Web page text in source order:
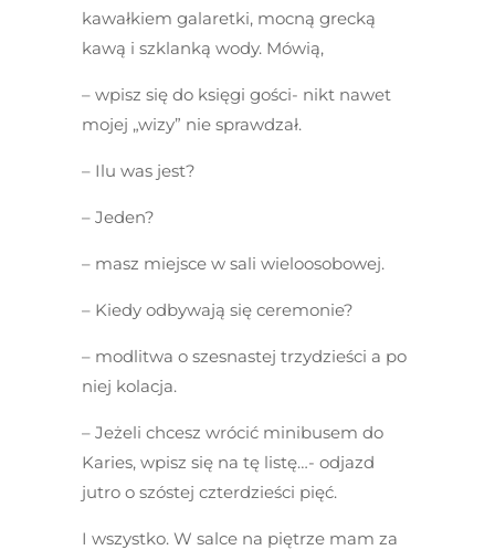
kawałkiem galaretki, mocną grecką
kawą i szklanką wody. Mówią,
– wpisz się do księgi gości- nikt nawet
mojej „wizy” nie sprawdzał.
– Ilu was jest?
– Jeden?
– masz miejsce w sali wieloosobowej.
– Kiedy odbywają się ceremonie?
– modlitwa o szesnastej trzydzieści a po
niej kolacja.
– Jeżeli chcesz wrócić minibusem do
Karies, wpisz się na tę listę…- odjazd
jutro o szóstej czterdzieści pięć.
I wszystko. W salce na piętrze mam za